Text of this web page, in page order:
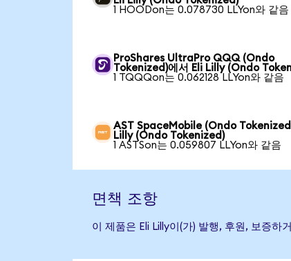
1 HOODon는 0.078730 LLYon와 같음
ProShares UltraPro QQQ (Ondo
Tokenized)에서 Eli Lilly (Ondo
1 TQQQon는 0.062128 LLYon와 같음
AST SpaceMobile (Ondo
Lilly (Ondo Tokenized)
1 ASTSon는 0.059807 LLYon와 같음
면책 조항
이 제품은 Eli Lilly이(가) 발행, 후원, 보증하